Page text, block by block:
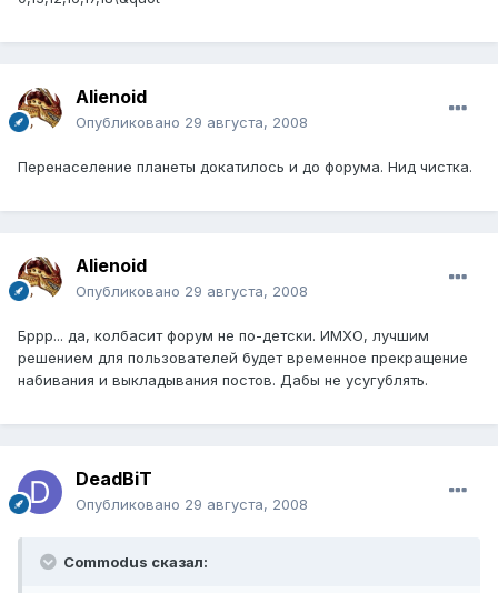
Alienoid
Опубликовано 29 августа, 2008
Перенаселение планеты докатилось и до форума. Нид чистка.
Alienoid
Опубликовано 29 августа, 2008
Бррр... да, колбасит форум не по-детски. ИМХО, лучшим
решением для пользователей будет временное прекращение
набивания и выкладывания постов. Дабы не усугублять.
DeadBiT
Опубликовано 29 августа, 2008
Commodus сказал: